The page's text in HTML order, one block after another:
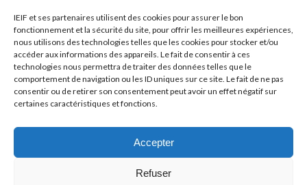
IEIF et ses partenaires utilisent des cookies pour assurer le bon
fonctionnement et la sécurité du site, pour offrir les meilleures expériences,
nous utilisons des technologies telles que les cookies pour stocker et/ou
accéder aux informations des appareils. Le fait de consentir à ces
technologies nous permettra de traiter des données telles que le
comportement de navigation ou les ID uniques sur ce site. Le fait de ne pas
consentir ou de retirer son consentement peut avoir un effet négatif sur
certaines caractéristiques et fonctions.
Accepter
Refuser
Prénom*
E-mail*